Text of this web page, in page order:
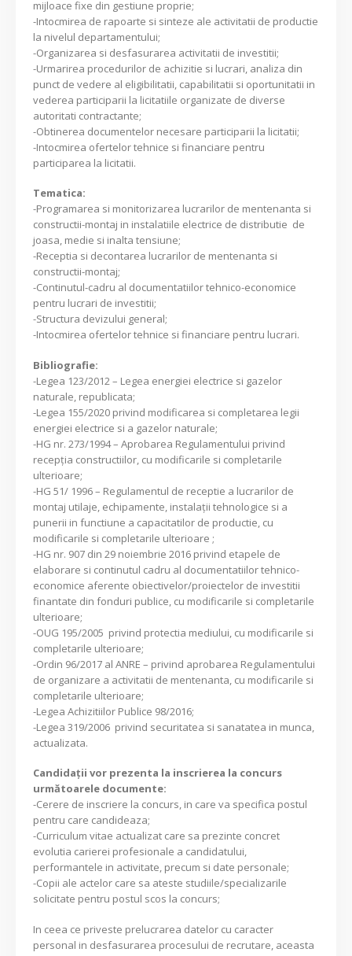
mijloace fixe din gestiune proprie;
-Intocmirea de rapoarte si sinteze ale activitatii de productie
la nivelul departamentului;
-Organizarea si desfasurarea activitatii de investitii;
-Urmarirea procedurilor de achizitie si lucrari, analiza din
punct de vedere al eligibilitatii, capabilitatii si oportunitatii in
vederea participarii la licitatiile organizate de diverse
autoritati contractante;
-Obtinerea documentelor necesare participarii la licitatii;
-Intocmirea ofertelor tehnice si financiare pentru
participarea la licitatii.
Tematica:
-Programarea si monitorizarea lucrarilor de mentenanta si
constructii-montaj in instalatiile electrice de distributie de
joasa, medie si inalta tensiune;
-Receptia si decontarea lucrarilor de mentenanta si
constructii-montaj;
-Continutul-cadru al documentatiilor tehnico-economice
pentru lucrari de investitii;
-Structura devizului general;
-Intocmirea ofertelor tehnice si financiare pentru lucrari.
Bibliografie:
-Legea 123/2012 – Legea energiei electrice si gazelor
naturale, republicata;
-Legea 155/2020 privind modificarea si completarea legii
energiei electrice si a gazelor naturale;
-HG nr. 273/1994 – Aprobarea Regulamentului privind
recepţia constructiilor, cu modificarile si completarile
ulterioare;
-HG 51/ 1996 – Regulamentul de receptie a lucrarilor de
montaj utilaje, echipamente, instalaţii tehnologice si a
punerii in functiune a capacitatilor de productie, cu
modificarile si completarile ulterioare ;
-HG nr. 907 din 29 noiembrie 2016 privind etapele de
elaborare si continutul cadru al documentatiilor tehnico-
economice aferente obiectivelor/proiectelor de investitii
finantate din fonduri publice, cu modificarile si completarile
ulterioare;
-OUG 195/2005 privind protectia mediului, cu modificarile si
completarile ulterioare;
-Ordin 96/2017 al ANRE – privind aprobarea Regulamentului
de organizare a activitatii de mentenanta, cu modificarile si
completarile ulterioare;
-Legea Achizitiilor Publice 98/2016;
-Legea 319/2006 privind securitatea si sanatatea in munca,
actualizata.
Candidaţii vor prezenta la inscrierea la concurs
următoarele documente:
-Cerere de inscriere la concurs, in care va specifica postul
pentru care candideaza;
-Curriculum vitae actualizat care sa prezinte concret
evolutia carierei profesionale a candidatului,
performantele in activitate, precum si date personale;
-Copii ale actelor care sa ateste studiile/specializarile
solicitate pentru postul scos la concurs;
In ceea ce priveste prelucrarea datelor cu caracter
personal in desfasurarea procesului de recrutare, aceasta